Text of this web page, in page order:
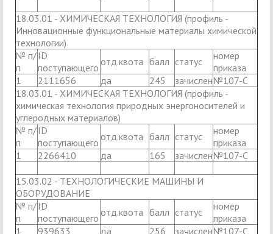
18.03.01 - ХИМИЧЕСКАЯ ТЕХНОЛОГИЯ (профиль -
Инновационные функциональные материалы химической
технологии)
№ п/
п
ID
поступающего отд.квота балл статус
номер
приказа
1
2111656 да 245 зачислен№107-С
18.03.01 - ХИМИЧЕСКАЯ ТЕХНОЛОГИЯ (профиль -
химическая технология природных энергоносителей и
углеродных материалов)
№ п/
п
ID
поступающего отд.квота балл статус
номер
приказа
1
2266410 да 165 зачислен№107-С
15.03.02 - ТЕХНОЛОГИЧЕСКИЕ МАШИНЫ И
ОБОРУДОВАНИЕ
№ п/
п
ID
поступающего отд.квота балл статус
номер
приказа
1
939633 да 256 зачислен№107-С